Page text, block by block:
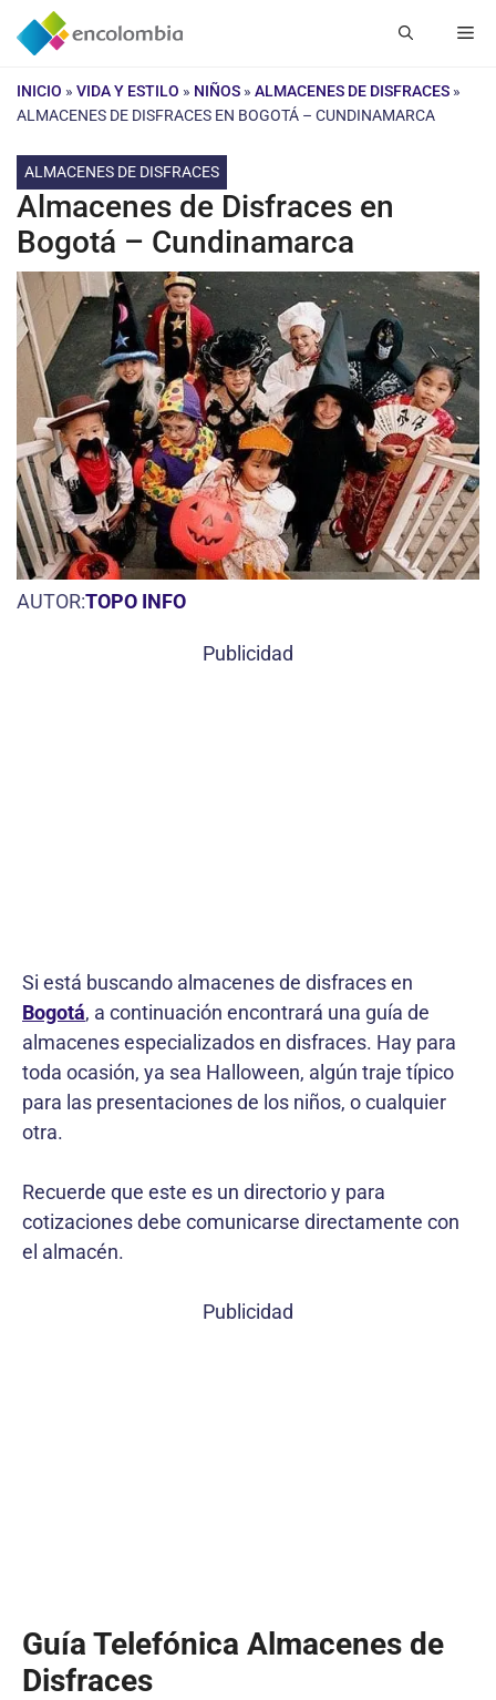
Saltar
INICIO » VIDA Y ESTILO » NIÑOS » ALMACENES DE DISFRACES »
ALMACENES DE DISFRACES EN BOGOTÁ – CUNDINAMARCA
ALMACENES DE DISFRACES
Almacenes de Disfraces en
Bogotá – Cundinamarca
AUTOR:TOPO INFO
Publicidad
Si está buscando almacenes de disfraces en
Bogotá, a continuación encontrará una guía de
almacenes especializados en disfraces. Hay para
toda ocasión, ya sea Halloween, algún traje típico
para las presentaciones de los niños, o cualquier
otra.
Recuerde que este es un directorio y para
cotizaciones debe comunicarse directamente con
el almacén.
Publicidad
Guía Telefónica Almacenes de
Disfraces